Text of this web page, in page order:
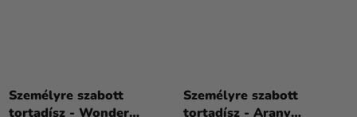
Személyre szabott
tortadísz - Wonder
Személyre szabott
tortadísz - Arany